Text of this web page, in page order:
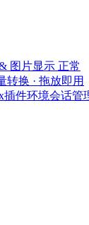
图片显示 正常
转换 · 拖放即用
插件环境会话管